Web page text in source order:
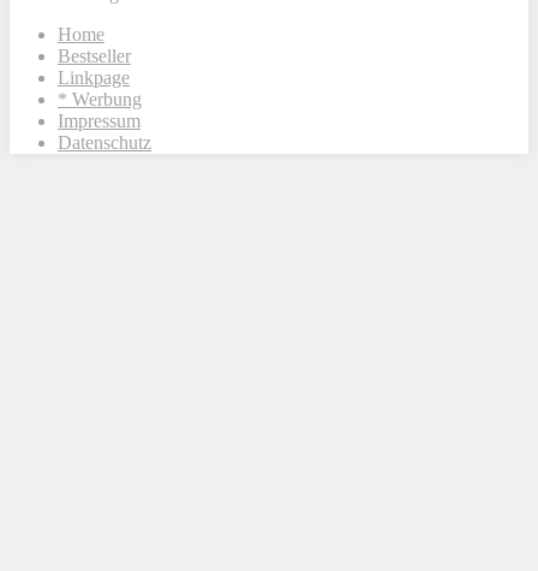
Home
Bestseller
Linkpage
* Werbung
Impressum
Datenschutz